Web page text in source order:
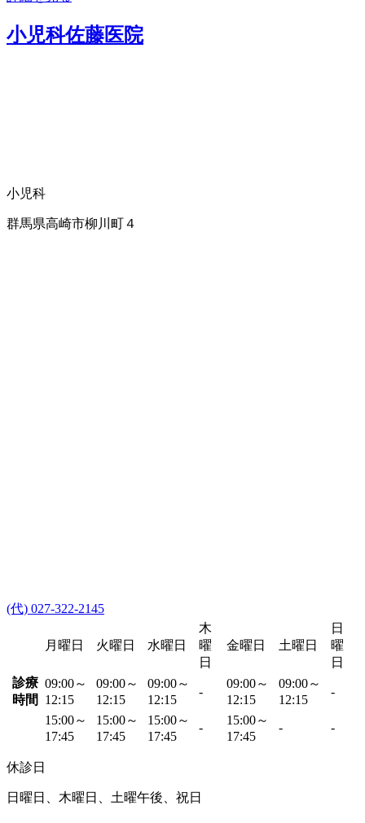
小児科佐藤医院
小児科
群馬県高崎市柳川町４
(代) 027-322-2145
月曜日 火曜日 水曜日
木
曜
日
金曜日 土曜日
日
曜
日
診療
時間
09:00～
12:15
09:00～
12:15
09:00～
12:15
-
09:00～
12:15
09:00～
12:15
-
15:00～
17:45
15:00～
17:45
15:00～
17:45
-
15:00～
17:45
- -
休診日
日曜日、木曜日、土曜午後、祝日